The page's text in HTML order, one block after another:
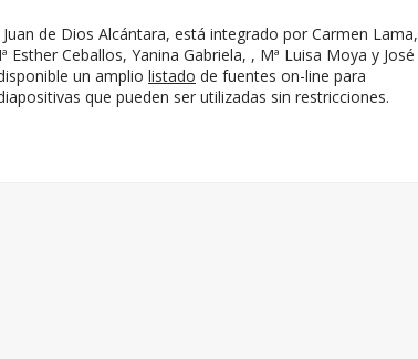
de Dios Alcántara, está integrado por Carmen Lama,
Ceballos, Yanina Gabriela, , Mª Luisa Moya y José
un amplio listado de fuentes on-line para
que pueden ser utilizadas sin restricciones.